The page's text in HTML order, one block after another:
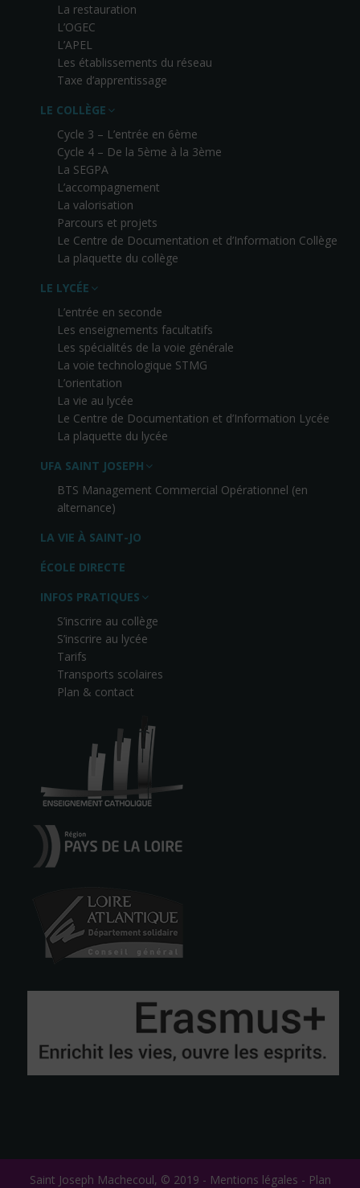
La restauration
L’OGEC
L’APEL
Les établissements du réseau
Taxe d’apprentissage
LE COLLÈGE
Cycle 3 – L’entrée en 6ème
Cycle 4 – De la 5ème à la 3ème
La SEGPA
L’accompagnement
La valorisation
Parcours et projets
Le Centre de Documentation et d’Information Collège
La plaquette du collège
LE LYCÉE
L’entrée en seconde
Les enseignements facultatifs
Les spécialités de la voie générale
La voie technologique STMG
L’orientation
La vie au lycée
Le Centre de Documentation et d’Information Lycée
La plaquette du lycée
UFA SAINT JOSEPH
BTS Management Commercial Opérationnel (en
alternance)
LA VIE À SAINT-JO
ÉCOLE DIRECTE
INFOS PRATIQUES
S’inscrire au collège
S’inscrire au lycée
Tarifs
Transports scolaires
Plan & contact
Saint Joseph Machecoul, © 2019 - Mentions légales - Plan